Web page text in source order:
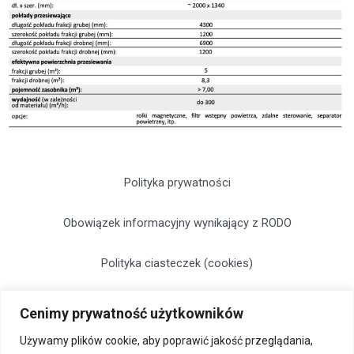
Cenimy prywatność użytkowników
Używamy plików cookie, aby poprawić jakość przeglądania,
Polityka prywatności
Obowiązek informacyjny wynikający z RODO
Polityka ciasteczek (cookies)